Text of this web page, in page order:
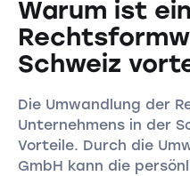
anteilsmässig als
Wochen bis Monate.
Warum ist ein
Schweiz
Die Umwandlung der
Unternehmens in der
Vorteile. Durch die
GmbH kann die